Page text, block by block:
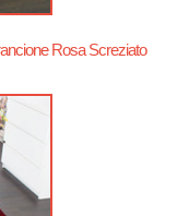
Rosa Screziato